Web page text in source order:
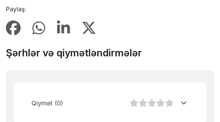
Paylaş:
Şərhlər və qiymətləndirmələr
Qiymət (0)